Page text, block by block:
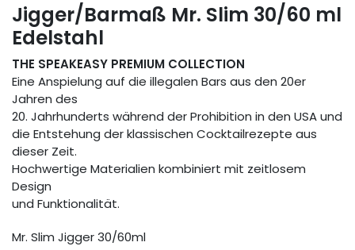
Jigger/Barmaß Mr. Slim 30/60 ml
Edelstahl
THE SPEAKEASY PREMIUM COLLECTION
Eine Anspielung auf die illegalen Bars aus den 20er
Jahren des
20. Jahrhunderts während der Prohibition in den USA und
die Entstehung der klassischen Cocktailrezepte aus
dieser Zeit.
Hochwertige Materialien kombiniert mit zeitlosem
Design
und Funktionalität.
Mr. Slim Jigger 30/60ml